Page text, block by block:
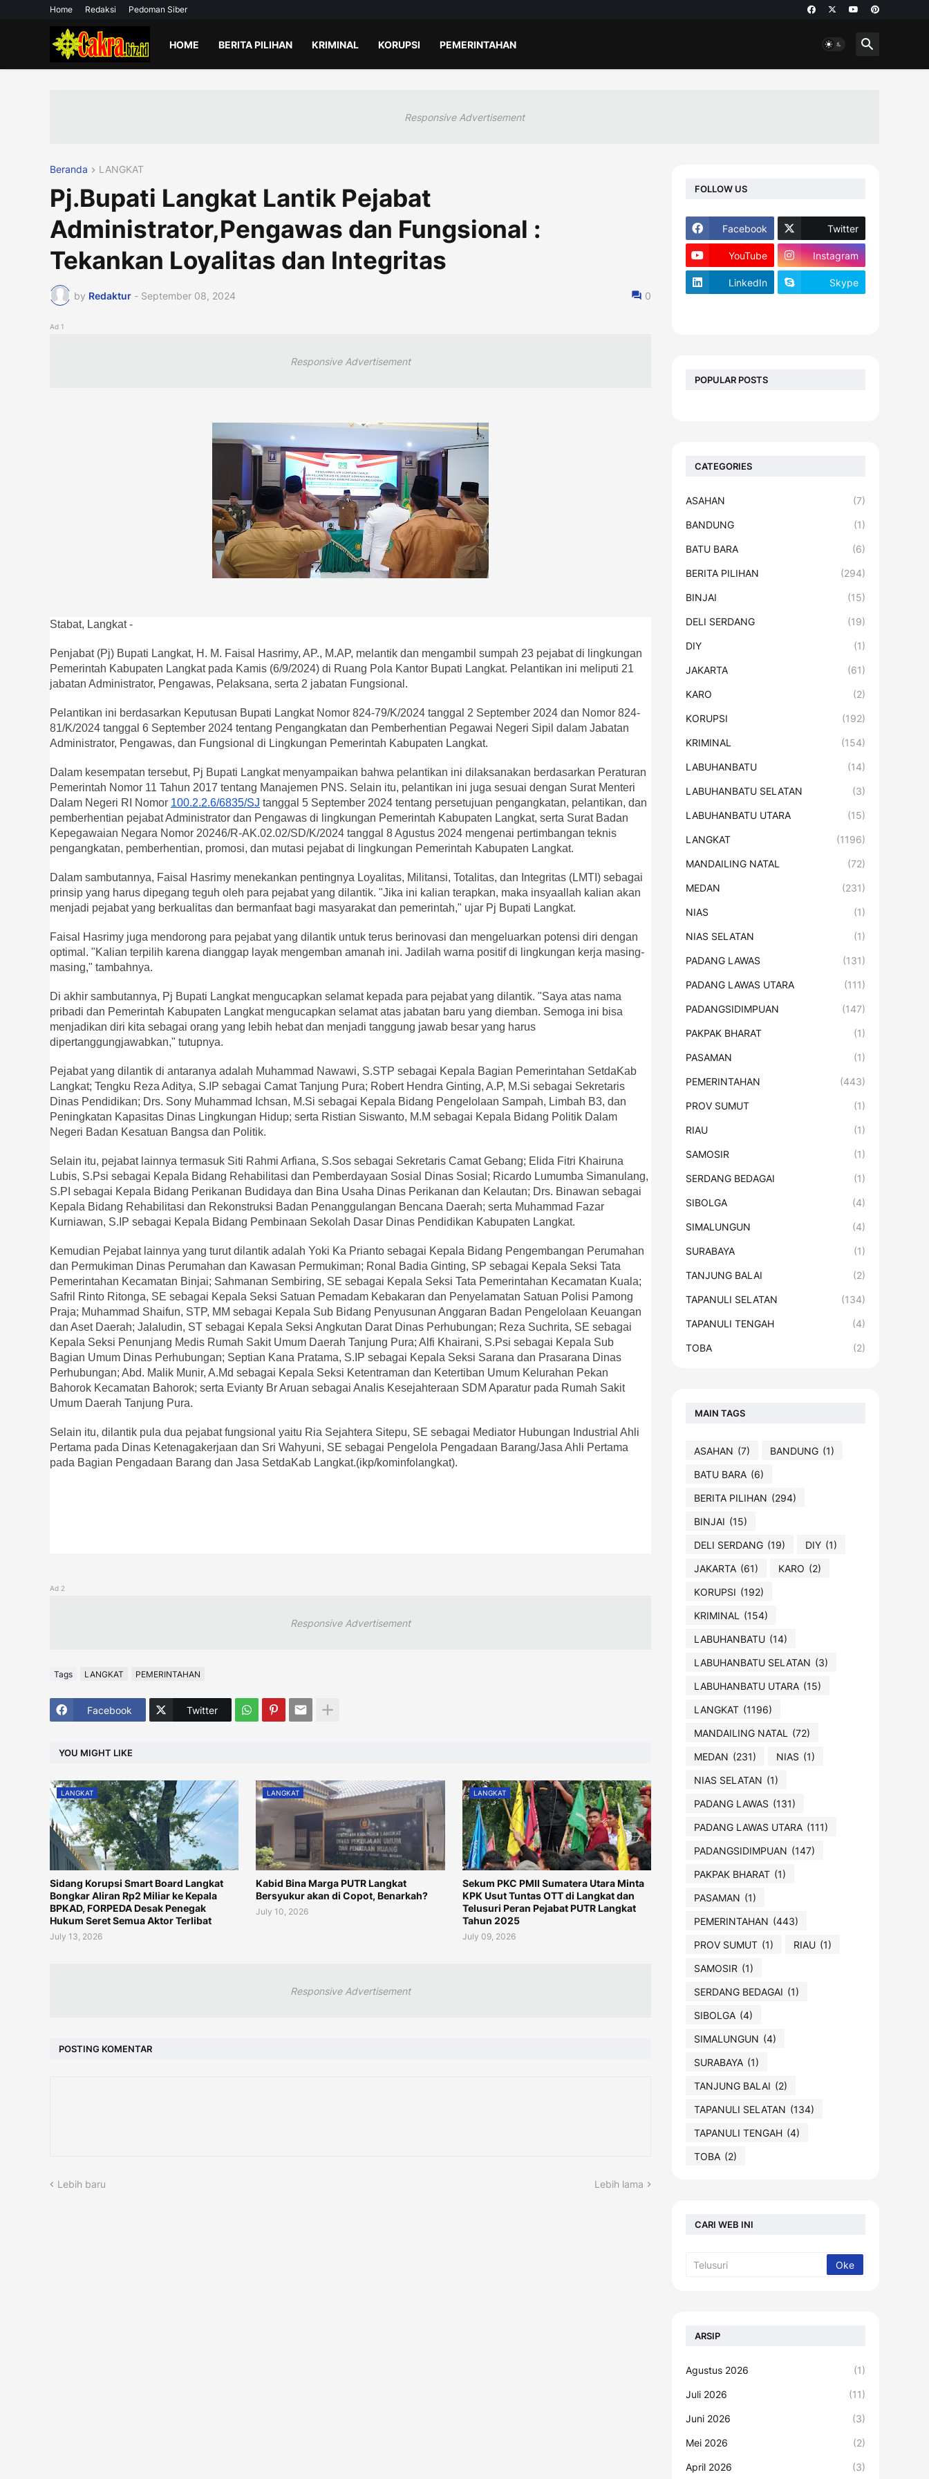
Home Redaksi Pedoman Siber
HOME BERITA PILIHAN KRIMINAL KORUPSI PEMERINTAHAN
Responsive Advertisement
Beranda LANGKAT
Pj.Bupati Langkat Lantik Pejabat
Administrator,Pengawas dan Fungsional :
Tekankan Loyalitas dan Integritas
by Redaktur - September 08, 2024 0
Ad 1
Responsive Advertisement
Stabat, Langkat -
Penjabat (Pj) Bupati Langkat, H. M. Faisal Hasrimy, AP., M.AP, melantik dan mengambil sumpah 23 pejabat di lingkungan
Pemerintah Kabupaten Langkat pada Kamis (6/9/2024) di Ruang Pola Kantor Bupati Langkat. Pelantikan ini meliputi 21
jabatan Administrator, Pengawas, Pelaksana, serta 2 jabatan Fungsional.
Pelantikan ini berdasarkan Keputusan Bupati Langkat Nomor 824-79/K/2024 tanggal 2 September 2024 dan Nomor 824-
81/K/2024 tanggal 6 September 2024 tentang Pengangkatan dan Pemberhentian Pegawai Negeri Sipil dalam Jabatan
Administrator, Pengawas, dan Fungsional di Lingkungan Pemerintah Kabupaten Langkat.
Dalam kesempatan tersebut, Pj Bupati Langkat menyampaikan bahwa pelantikan ini dilaksanakan berdasarkan Peraturan
Pemerintah Nomor 11 Tahun 2017 tentang Manajemen PNS. Selain itu, pelantikan ini juga sesuai dengan Surat Menteri
Dalam Negeri RI Nomor 100.2.2.6/6835/SJ tanggal 5 September 2024 tentang persetujuan pengangkatan, pelantikan, dan
pemberhentian pejabat Administrator dan Pengawas di lingkungan Pemerintah Kabupaten Langkat, serta Surat Badan
Kepegawaian Negara Nomor 20246/R-AK.02.02/SD/K/2024 tanggal 8 Agustus 2024 mengenai pertimbangan teknis
pengangkatan, pemberhentian, promosi, dan mutasi pejabat di lingkungan Pemerintah Kabupaten Langkat.
Dalam sambutannya, Faisal Hasrimy menekankan pentingnya Loyalitas, Militansi, Totalitas, dan Integritas (LMTI) sebagai
prinsip yang harus dipegang teguh oleh para pejabat yang dilantik. "Jika ini kalian terapkan, maka insyaallah kalian akan
menjadi pejabat yang berkualitas dan bermanfaat bagi masyarakat dan pemerintah," ujar Pj Bupati Langkat.
Faisal Hasrimy juga mendorong para pejabat yang dilantik untuk terus berinovasi dan mengeluarkan potensi diri dengan
optimal. "Kalian terpilih karena dianggap layak mengemban amanah ini. Jadilah warna positif di lingkungan kerja masing-
masing," tambahnya.
Di akhir sambutannya, Pj Bupati Langkat mengucapkan selamat kepada para pejabat yang dilantik. "Saya atas nama
pribadi dan Pemerintah Kabupaten Langkat mengucapkan selamat atas jabatan baru yang diemban. Semoga ini bisa
menjadikan diri kita sebagai orang yang lebih hebat dan menjadi tanggung jawab besar yang harus
dipertanggungjawabkan," tutupnya.
Pejabat yang dilantik di antaranya adalah Muhammad Nawawi, S.STP sebagai Kepala Bagian Pemerintahan SetdaKab
Langkat; Tengku Reza Aditya, S.IP sebagai Camat Tanjung Pura; Robert Hendra Ginting, A.P, M.Si sebagai Sekretaris
Dinas Pendidikan; Drs. Sony Muhammad Ichsan, M.Si sebagai Kepala Bidang Pengelolaan Sampah, Limbah B3, dan
Peningkatan Kapasitas Dinas Lingkungan Hidup; serta Ristian Siswanto, M.M sebagai Kepala Bidang Politik Dalam
Negeri Badan Kesatuan Bangsa dan Politik.
Selain itu, pejabat lainnya termasuk Siti Rahmi Arfiana, S.Sos sebagai Sekretaris Camat Gebang; Elida Fitri Khairuna
Lubis, S.Psi sebagai Kepala Bidang Rehabilitasi dan Pemberdayaan Sosial Dinas Sosial; Ricardo Lumumba Simanulang,
S.PI sebagai Kepala Bidang Perikanan Budidaya dan Bina Usaha Dinas Perikanan dan Kelautan; Drs. Binawan sebagai
Kepala Bidang Rehabilitasi dan Rekonstruksi Badan Penanggulangan Bencana Daerah; serta Muhammad Fazar
Kurniawan, S.IP sebagai Kepala Bidang Pembinaan Sekolah Dasar Dinas Pendidikan Kabupaten Langkat.
Kemudian Pejabat lainnya yang turut dilantik adalah Yoki Ka Prianto sebagai Kepala Bidang Pengembangan Perumahan
dan Permukiman Dinas Perumahan dan Kawasan Permukiman; Ronal Badia Ginting, SP sebagai Kepala Seksi Tata
Pemerintahan Kecamatan Binjai; Sahmanan Sembiring, SE sebagai Kepala Seksi Tata Pemerintahan Kecamatan Kuala;
Safril Rinto Ritonga, SE sebagai Kepala Seksi Satuan Pemadam Kebakaran dan Penyelamatan Satuan Polisi Pamong
Praja; Muhammad Shaifun, STP, MM sebagai Kepala Sub Bidang Penyusunan Anggaran Badan Pengelolaan Keuangan
dan Aset Daerah; Jalaludin, ST sebagai Kepala Seksi Angkutan Darat Dinas Perhubungan; Reza Suchrita, SE sebagai
Kepala Seksi Penunjang Medis Rumah Sakit Umum Daerah Tanjung Pura; Alfi Khairani, S.Psi sebagai Kepala Sub
Bagian Umum Dinas Perhubungan; Septian Kana Pratama, S.IP sebagai Kepala Seksi Sarana dan Prasarana Dinas
Perhubungan; Abd. Malik Munir, A.Md sebagai Kepala Seksi Ketentraman dan Ketertiban Umum Kelurahan Pekan
Bahorok Kecamatan Bahorok; serta Evianty Br Aruan sebagai Analis Kesejahteraan SDM Aparatur pada Rumah Sakit
Umum Daerah Tanjung Pura.
Selain itu, dilantik pula dua pejabat fungsional yaitu Ria Sejahtera Sitepu, SE sebagai Mediator Hubungan Industrial Ahli
Pertama pada Dinas Ketenagakerjaan dan Sri Wahyuni, SE sebagai Pengelola Pengadaan Barang/Jasa Ahli Pertama
pada Bagian Pengadaan Barang dan Jasa SetdaKab Langkat.(ikp/kominfolangkat).
Ad 2
Responsive Advertisement
Tags LANGKAT PEMERINTAHAN
Facebook Twitter
YOU MIGHT LIKE
LANGKAT
Sidang Korupsi Smart Board Langkat
Bongkar Aliran Rp2 Miliar ke Kepala
BPKAD, FORPEDA Desak Penegak
Hukum Seret Semua Aktor Terlibat
July 13, 2026
LANGKAT
Kabid Bina Marga PUTR Langkat
Bersyukur akan di Copot, Benarkah?
July 10, 2026
LANGKAT
Sekum PKC PMII Sumatera Utara Minta
KPK Usut Tuntas OTT di Langkat dan
Telusuri Peran Pejabat PUTR Langkat
Tahun 2025
July 09, 2026
Responsive Advertisement
POSTING KOMENTAR
Lebih baru Lebih lama
FOLLOW US
Facebook Twitter
YouTube Instagram
LinkedIn Skype
POPULAR POSTS
CATEGORIES
ASAHAN (7)
BANDUNG (1)
BATU BARA (6)
BERITA PILIHAN (294)
BINJAI (15)
DELI SERDANG (19)
DIY (1)
JAKARTA (61)
KARO (2)
KORUPSI (192)
KRIMINAL (154)
LABUHANBATU (14)
LABUHANBATU SELATAN (3)
LABUHANBATU UTARA (15)
LANGKAT (1196)
MANDAILING NATAL (72)
MEDAN (231)
NIAS (1)
NIAS SELATAN (1)
PADANG LAWAS (131)
PADANG LAWAS UTARA (111)
PADANGSIDIMPUAN (147)
PAKPAK BHARAT (1)
PASAMAN (1)
PEMERINTAHAN (443)
PROV SUMUT (1)
RIAU (1)
SAMOSIR (1)
SERDANG BEDAGAI (1)
SIBOLGA (4)
SIMALUNGUN (4)
SURABAYA (1)
TANJUNG BALAI (2)
TAPANULI SELATAN (134)
TAPANULI TENGAH (4)
TOBA (2)
MAIN TAGS
ASAHAN (7) BANDUNG (1)
BATU BARA (6)
BERITA PILIHAN (294)
BINJAI (15)
DELI SERDANG (19) DIY (1)
JAKARTA (61) KARO (2)
KORUPSI (192)
KRIMINAL
(154)
LABUHANBATU (14)
LABUHANBATU SELATAN (3)
LABUHANBATU UTARA (15)
LANGKAT (1196)
MANDAILING NATAL
(72)
MEDAN (231) NIAS (1)
NIAS SELATAN (1)
PADANG LAWAS (131)
PADANG LAWAS UTARA (111)
PADANGSIDIMPUAN (147)
PAKPAK BHARAT (1)
PASAMAN (1)
PEMERINTAHAN (443)
PROV SUMUT (1) RIAU (1)
SAMOSIR (1)
SERDANG BEDAGAI (1)
SIBOLGA (4)
SIMALUNGUN (4)
SURABAYA (1)
TANJUNG BALAI (2)
TAPANULI SELATAN (134)
TAPANULI TENGAH (4)
TOBA (2)
CARI WEB INI
ARSIP
Agustus 2026 (1)
Juli 2026 (11)
Juni 2026 (3)
Mei 2026 (2)
April 2026 (3)